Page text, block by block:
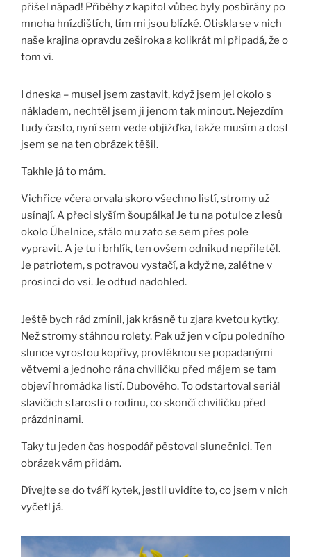
přišel nápad! Příběhy z kapitol vůbec byly posbírány po
mnoha hnízdištích, tím mi jsou blízké. Otiskla se v nich
naše krajina opravdu zeširoka a kolikrát mi připadá, že o
tom ví.
I dneska – musel jsem zastavit, když jsem jel okolo s
nákladem, nechtěl jsem ji jenom tak minout. Nejezdím
tudy často, nyní sem vede objížďka, takže musím a dost
jsem se na ten obrázek těšil.
Takhle já to mám.
Vichřice včera orvala skoro všechno listí, stromy už
usínají. A přeci slyším šoupálka! Je tu na potulce z lesů
okolo Úhelnice, stálo mu zato se sem přes pole
vypravit. A je tu i brhlík, ten ovšem odnikud nepřiletěl.
Je patriotem, s potravou vystačí, a když ne, zalétne v
prosinci do vsi. Je odtud nadohled.
Ještě bych rád zmínil, jak krásně tu zjara kvetou kytky.
Než stromy stáhnou rolety. Pak už jen v cípu poledního
slunce vyrostou kopřivy, provléknou se popadanými
větvemi a jednoho rána chviličku před májem se tam
objeví hromádka listí. Dubového. To odstartoval seriál
slavičích starostí o rodinu, co skončí chviličku před
prázdninami.
Taky tu jeden čas hospodář pěstoval slunečnici. Ten
obrázek vám přidám.
Dívejte se do tváří kytek, jestli uvidíte to, co jsem v nich
vyčetl já.